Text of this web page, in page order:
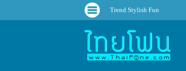
Trend Stylish Fun